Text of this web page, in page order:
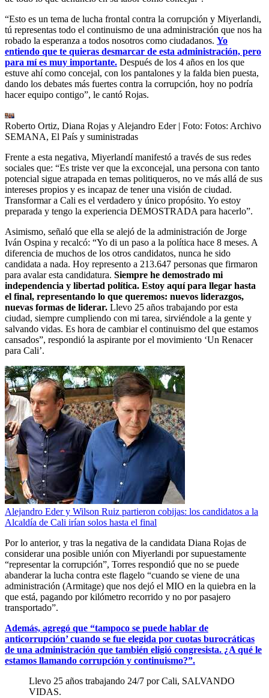
“Esto es un tema de lucha frontal contra la corrupción y Miyerlandi,
tú representas todo el continuismo de una administración que nos ha
robado la esperanza a todos nosotros como ciudadanos. Yo
entiendo que te quieras desmarcar de esta administración, pero
para mí es muy importante. Después de los 4 años en los que
estuve ahí como concejal, con los pantalones y la falda bien puesta,
dando los debates más fuertes contra la corrupción, hoy no podría
hacer equipo contigo”, le cantó Rojas.
Roberto Ortiz, Diana Rojas y Alejandro Eder | Foto: Fotos: Archivo
SEMANA, El País y suministradas
Frente a esta negativa, Miyerlandí manifestó a través de sus redes
sociales que: “Es triste ver que la exconcejal, una persona con tanto
potencial sigue atrapada en temas politiqueros, no ve más allá de sus
intereses propios y es incapaz de tener una visión de ciudad.
Transformar a Cali es el verdadero y único propósito. Yo estoy
preparada y tengo la experiencia DEMOSTRADA para hacerlo”.
Asimismo, señaló que ella se alejó de la administración de Jorge
Iván Ospina y recalcó: “Yo di un paso a la política hace 8 meses. A
diferencia de muchos de los otros candidatos, nunca he sido
candidata a nada. Hoy represento a 213.647 personas que firmaron
para avalar esta candidatura. Siempre he demostrado mi
independencia y libertad política. Estoy aquí para llegar hasta
el final, representando lo que queremos: nuevos liderazgos,
nuevas formas de liderar. Llevo 25 años trabajando por esta
ciudad, siempre cumpliendo con mi tarea, sirviéndole a la gente y
salvando vidas. Es hora de cambiar el continuismo del que estamos
cansados”, respondió la aspirante por el movimiento ‘Un Renacer
para Cali’.
Alejandro Eder y Wilson Ruiz partieron cobijas: los candidatos a la
Alcaldía de Cali irían solos hasta el final
Por lo anterior, y tras la negativa de la candidata Diana Rojas de
considerar una posible unión con Miyerlandi por supuestamente
“representar la corrupción”, Torres respondió que no se puede
abanderar la lucha contra este flagelo “cuando se viene de una
administración (Armitage) que nos dejó el MIO en la quiebra en la
que está, pagando por kilómetro recorrido y no por pasajero
transportado”.
Además, agregó que “tampoco se puede hablar de
anticorrupción’ cuando se fue elegida por cuotas burocráticas
de una administración que también eligió congresista. ¿A qué le
estamos llamando corrupción y continuismo?”.
Llevo 25 años trabajando 24/7 por Cali, SALVANDO
VIDAS.